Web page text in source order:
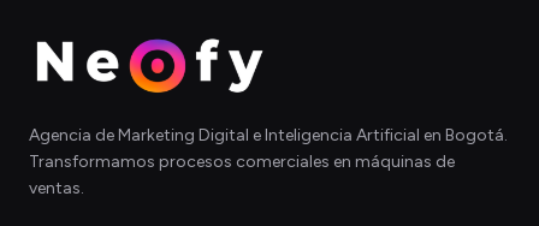
Agencia de Marketing Digital e Inteligencia Artificial en Bogotá.
Transformamos procesos comerciales en máquinas de
ventas.